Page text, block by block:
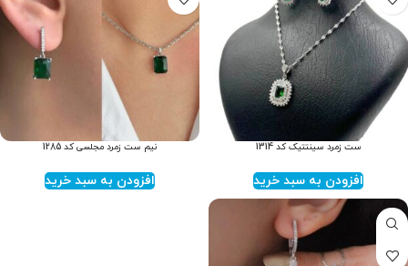
ست زمرد سینتتیک کد 1314
افزودن به سبد خرید
نیم ست زمرد مجلسی کد 1285
افزودن به سبد خرید